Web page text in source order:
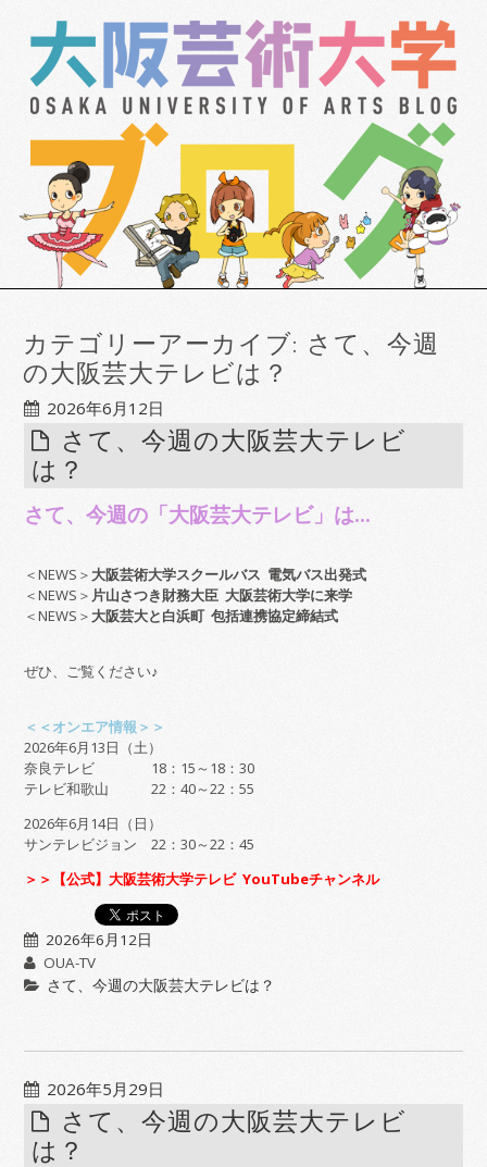
カテゴリーアーカイブ: さて、今週
の大阪芸大テレビは？
2026年6月12日
さて、今週の大阪芸大テレビ
は？
さて、今週の「大阪芸大テレビ」は…
＜NEWS＞ 大阪芸術大学スクールバス 電気バス出発式
＜NEWS＞ 片山さつき財務大臣 大阪芸術大学に来学
＜NEWS＞ 大阪芸大と白浜町 包括連携協定締結式
ぜひ、ご覧ください♪
＜＜オンエア情報＞＞
2026年6月13日（土）
奈良テレビ 18：15～18：30
テレビ和歌山 22：40～22：55
2026年6月14日（日）
サンテレビジョン 22：30～22：45
＞＞【公式】大阪芸術大学テレビ YouTubeチャンネル
2026年6月12日
OUA-TV
さて、今週の大阪芸大テレビは？
2026年5月29日
さて、今週の大阪芸大テレビ
は？